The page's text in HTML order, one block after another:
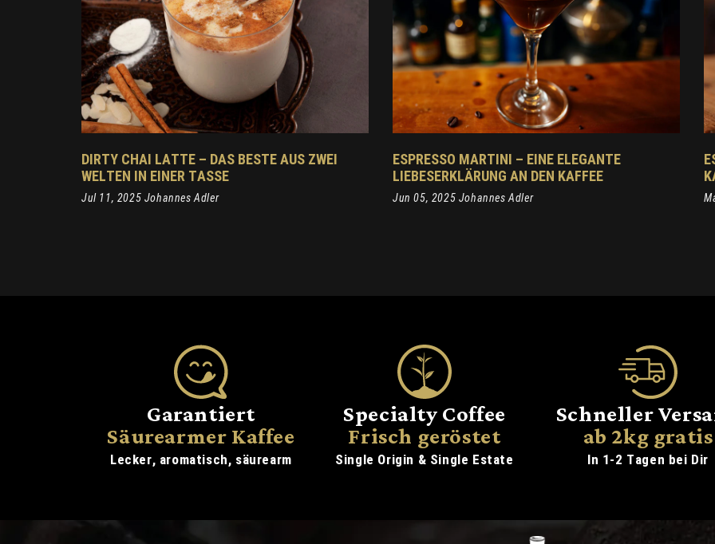
DIRTY CHAI LATTE – DAS BESTE AUS ZWEI
WELTEN IN EINER TASSE
Jul 11, 2025 Johannes Adler
ESPRESSO MARTINI – EINE ELEGANTE
LIEBESERKLÄRUNG AN DEN KAFFEE
Jun 05, 2025 Johannes Adler
Garantiert
Säurearmer Kaffee
Lecker, aromatisch, säurearm
Specialty Coffee
Frisch geröstet
Single Origin & Single Estate
Schneller
ab 2kg gratis
In 1-2 Tagen bei Dir